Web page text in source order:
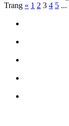
Trang « 1 2 3 4 5 ...